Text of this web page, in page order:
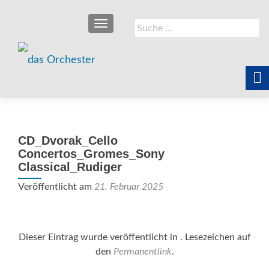
Suche
nach:
SCHALTE NAVIGATION
CD_Dvorak_Cello
Concertos_Gromes_Sony
Classical_Rudiger
Veröffentlicht am 21. Februar 2025
Dieser Eintrag wurde veröffentlicht in . Lesezeichen auf
den Permanentlink.